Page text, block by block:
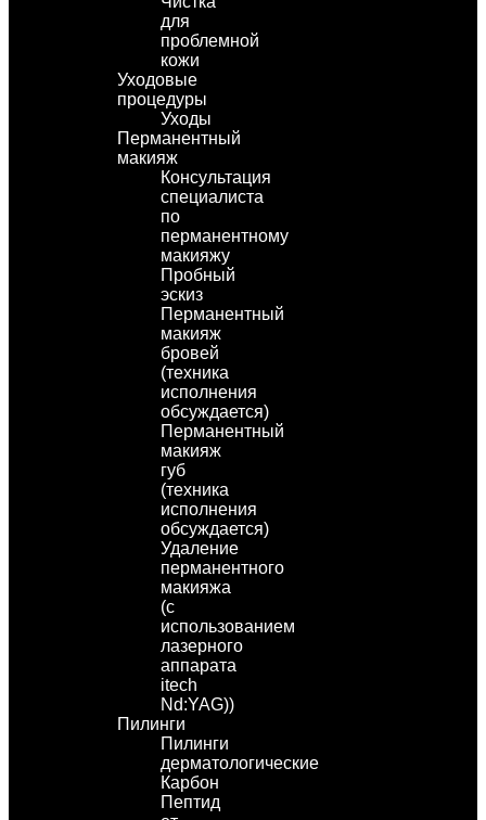
для
проблемной
кожи
Уходовые
процедуры
Уходы
Перманентный
макияж
Консультация
специалиста
по
перманентному
макияжу
Пробный
эскиз
Перманентный
макияж
бровей
(техника
исполнения
обсуждается)
Перманентный
макияж
губ
(техника
исполнения
обсуждается)
Удаление
перманентного
макияжа
(с
использованием
лазерного
аппарата
itech
Nd:YAG))
Пилинги
Пилинги
дерматологические
Карбон
Пептид